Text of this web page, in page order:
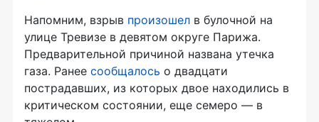
Напомним, взрыв произошел в булочной на
улице Тревизе в девятом округе Парижа.
Предварительной причиной названа утечка
газа. Ранее сообщалось о двадцати
пострадавших, из которых двое находились в
критическом состоянии, еще семеро — в